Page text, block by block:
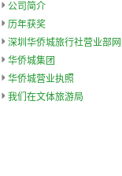
公司简介
历年获奖
深圳华侨城旅行社营业部
华侨城集团
华侨城营业执照
我们在文体旅游局